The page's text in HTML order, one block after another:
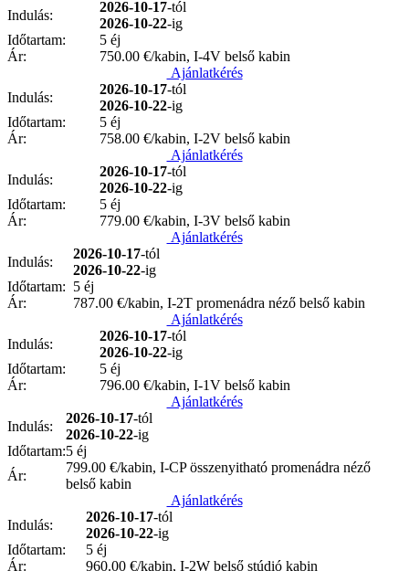
Indulás:
2026-10-17-tól
2026-10-22-ig
Időtartam:
5 éj
Ár:
750.00 €/kabin, I-4V belső kabin
Ajánlatkérés
Indulás:
2026-10-17-tól
2026-10-22-ig
Időtartam:
5 éj
Ár:
758.00 €/kabin, I-2V belső kabin
Ajánlatkérés
Indulás:
2026-10-17-tól
2026-10-22-ig
Időtartam:
5 éj
Ár:
779.00 €/kabin, I-3V belső kabin
Ajánlatkérés
Indulás:
2026-10-17-tól
2026-10-22-ig
Időtartam: 5 éj
Ár:
787.00 €/kabin, I-2T promenádra néző belső kabin
Ajánlatkérés
Indulás:
2026-10-17-tól
2026-10-22-ig
Időtartam:
5 éj
Ár:
796.00 €/kabin, I-1V belső kabin
Ajánlatkérés
Indulás:
2026-10-17-tól
2026-10-22-ig
Időtartam:5 éj
Ár:
799.00 €/kabin, I-CP összenyitható promenádra néző
belső kabin
Ajánlatkérés
Indulás:
2026-10-17-tól
2026-10-22-ig
Időtartam:
5 éj
Ár:
960.00 €/kabin, I-2W belső stúdió kabin